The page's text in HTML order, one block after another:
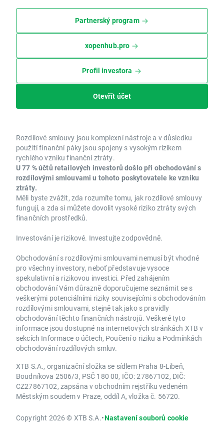
Partnerský program
xopenhub.pro
Profil investora
Otevřít účet
Rozdílové smlouvy jsou komplexní nástroje a v důsledku
použití finanční páky jsou spojeny s vysokým rizikem
rychlého vzniku finanční ztráty.
U 77 % účtů retailových investorů došlo při obchodování s
rozdílovými smlouvami u tohoto poskytovatele ke vzniku
ztráty.
Měli byste zvážit, zda rozumíte tomu, jak rozdílové smlouvy
fungují, a zda si můžete dovolit vysoké riziko ztráty svých
finančních prostředků.
Investování je rizikové. Investujte zodpovědně.
Obchodování s rozdílovými smlouvami nemusí být vhodné
pro všechny investory, neboť představuje vysoce
spekulativní a rizikovou investici. Před zahájením
obchodování Vám důrazně doporučujeme seznámit se s
veškerými potenciálními riziky souvisejícími s obchodováním
rozdílovými smlouvami, stejně tak jako s pravidly
obchodování těchto finančních nástrojů. Veškeré tyto
informace jsou dostupné na internetových stránkách XTB v
sekcích Informace o účtech, Poučení o riziku a Podmínkách
obchodování rozdílových smluv.
XTB S.A., organizační složka se sídlem Praha 8-Libeň,
Boudníkova 2506/3, PSČ 180 00, IČO: 27867102, DIČ:
CZ27867102, zapsána v obchodním rejstříku vedeném
Městským soudem v Praze, oddíl A, vložka č. 56720.
Copyright 2026 © XTB S.A.•Nastavení souborů cookie